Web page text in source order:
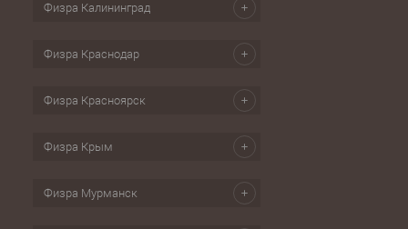
Физра Калининград
Физра Краснодар
Физра Красноярск
Физра Крым
Физра Мурманск